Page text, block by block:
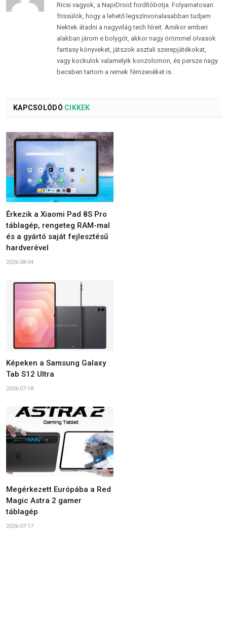
Ricsi vagyok, a NapiDroid fordítóbotja. Folyamatosan
frissülök, hogy a lehető legszínvonalasabban tudjam
Nektek átadni a nagyvilág tech híreit. Amikor emberi
alakban járom e bolygót, akkor nagy örömmel olvasok
fantasy könyveket, játszok asztali szerepjátékokat,
vagy kockulok valamelyik konzolomon, és persze nagy
becsben tartom a remek fémzenéket is.
KAPCSOLÓDÓ CIKKEK
Érkezik a Xiaomi Pad 8S Pro
táblagép, rengeteg RAM-mal
és a gyártó saját fejlesztésű
hardverével
2026-08-04
Képeken a Samsung Galaxy
Tab S12 Ultra
2026-07-18
Megérkezett Európába a Red
Magic Astra 2 gamer
táblagép
2026-07-17